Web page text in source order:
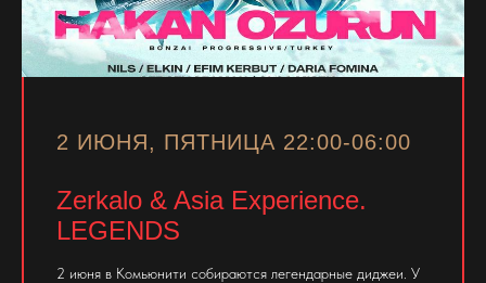
2 ИЮНЯ, ПЯТНИЦА 22:00-06:00
Zerkalo & Asia Experience.
LEGENDS
2 июня в Комьюнити собираются легендарные диджеи. У